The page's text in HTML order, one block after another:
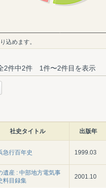
込めます。
2件中2件 1件〜2件目を表示
社史タイトル 出版年
急行百年史 1999.03
遺産 : 中部地方電気事
料目録集
2001.10